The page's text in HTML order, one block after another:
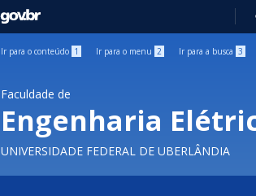
GOVBR
Ir para o conteúdo 1 Ir para o menu 2 Ir para a busca 3
Faculdade de
Engenharia
UNIVERSIDADE FEDERAL DE UBERLÂNDIA